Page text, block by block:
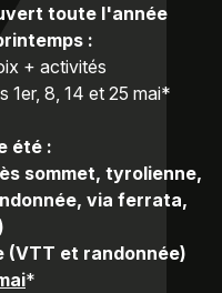
toute l'année
:
+ activités
1er, 8, 14 et 25 mai*
été :
sommet, tyrolienne,
via ferrata,
(VTT et randonnée)
*